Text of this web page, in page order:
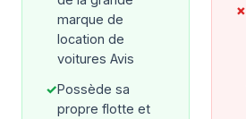
marque de
location de
voitures Avis
✓Possède sa
propre flotte et
✗